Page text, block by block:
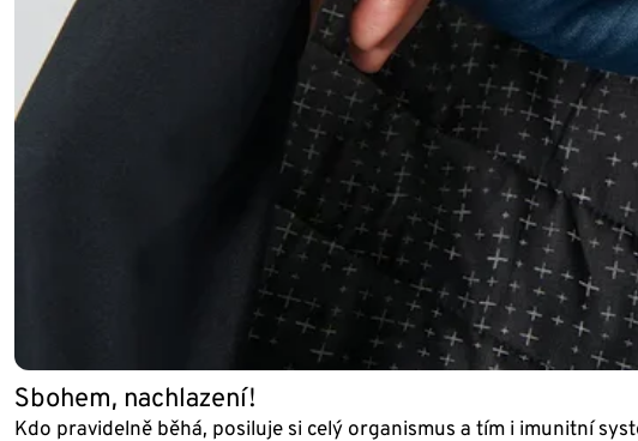
Sbohem, nachlazení!
Kdo pravidelně běhá, posiluje si celý organismus a tím i imunitní